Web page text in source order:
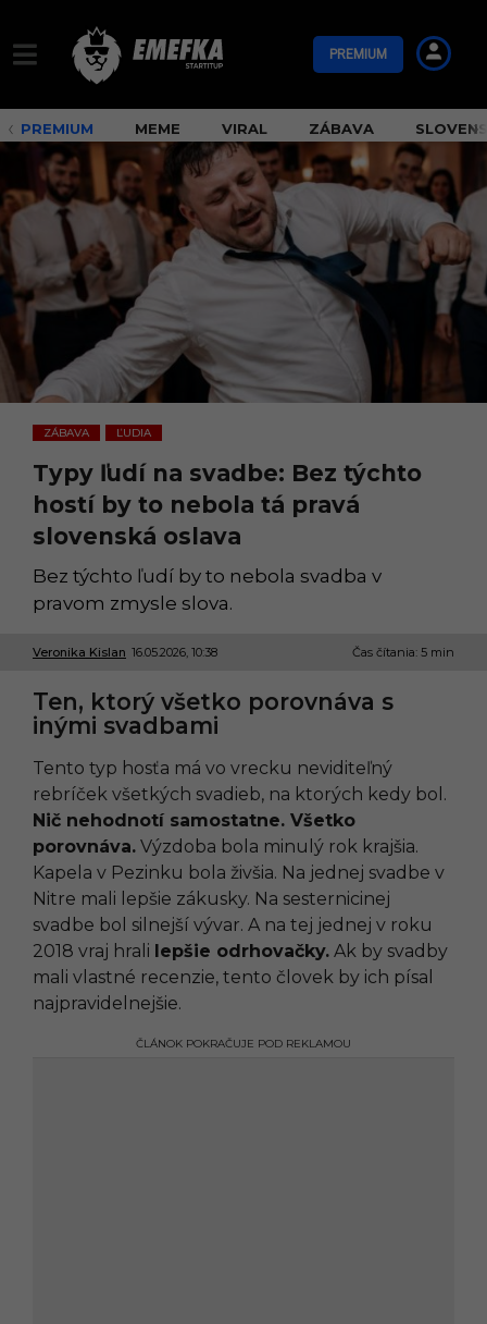
PREMIUM
PREMIUM MEME VIRAL ZÁBAVA
ZÁBAVA
,
ĽUDIA
Typy ľudí na svadbe: Bez týchto
hostí by to nebola tá pravá
slovenská oslava
Bez týchto ľudí by to nebola svadba v
pravom zmysle slova.
Veronika Kislan 16.05.2026, 10:38
1
0
5
0
2
:
5
Čas čítania: 5 min
Ten, ktorý všetko porovnáva s
inými svadbami
Tento typ hosťa má vo vrecku neviditeľný
rebríček všetkých svadieb, na ktorých kedy bol.
Nič nehodnotí samostatne. Všetko
porovnáva. Výzdoba bola minulý rok krajšia.
Kapela v Pezinku bola živšia. Na jednej svadbe v
Nitre mali lepšie zákusky. Na sesternicinej
svadbe bol silnejší vývar. A na tej jednej v roku
2018 vraj hrali lepšie odrhovačky. Ak by svadby
mali vlastné recenzie, tento človek by ich písal
najpravidelnejšie.
ČLÁNOK POKRAČUJE POD REKLAMOU